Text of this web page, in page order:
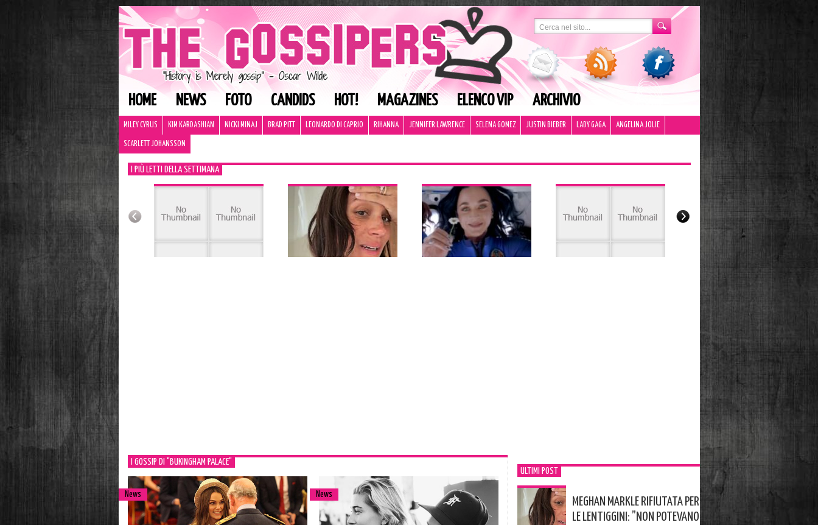
HOME NEWS FOTO CANDIDS HOT! MAGAZINES ELENCO VIP ARCHIVIO
MILEY CYRUS KIM KARDASHIAN NICKI MINAJ BRAD PITT LEONARDO DI CAPRIO RIHANNA JENNIFER LAWRENCE SELENA GOMEZ JUSTIN BIEBER LADY GAGA ANGELINA JOLIE
SCARLETT JOHANSSON
I PIÙ LETTI DELLA SETTIMANA
I GOSSIP DI "BUKINGHAM PALACE"
News News
ULTIMI POST
MEGHAN MARKLE RIFIUTATA PER
LE LENTIGGINI: ”NON POTEVANO